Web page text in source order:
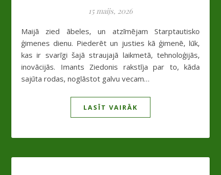
15 maijs, 2026
Maijā zied ābeles, un atzīmējam Starptautisko
ģimenes dienu. Piederēt un justies kā ģimenē, lūk,
kas ir svarīgi šajā straujajā laikmetā, tehnoloģijās,
inovācijās. Imants Ziedonis rakstīja par to, kāda
sajūta rodas, noglāstot galvu vecam…
LASĪT VAIRĀK